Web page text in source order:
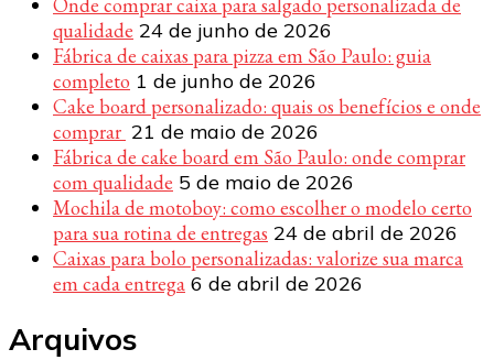
qualidade 24 de junho de 2026
Fábrica de caixas para pizza em São Paulo: guia
completo 1 de junho de 2026
Cake board personalizado: quais os benefícios e onde
comprar 21 de maio de 2026
Fábrica de cake board em São Paulo: onde comprar
com qualidade 5 de maio de 2026
Mochila de motoboy: como escolher o modelo certo
para sua rotina de entregas 24 de abril de 2026
Caixas para bolo personalizadas: valorize sua marca
em cada entrega 6 de abril de 2026
Arquivos